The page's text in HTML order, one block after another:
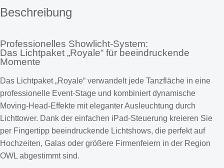
Beschreibung
Professionelles Showlicht-System:
Das Lichtpaket „Royale“ für beeindruckende
Momente
Das Lichtpaket „Royale“ verwandelt jede Tanzfläche in eine
professionelle Event-Stage und kombiniert dynamische
Moving-Head-Effekte mit eleganter Ausleuchtung durch
Lichttower. Dank der einfachen iPad-Steuerung kreieren Sie
per Fingertipp beeindruckende Lichtshows, die perfekt auf
Hochzeiten, Galas oder größere Firmenfeiern in der Region
OWL abgestimmt sind.